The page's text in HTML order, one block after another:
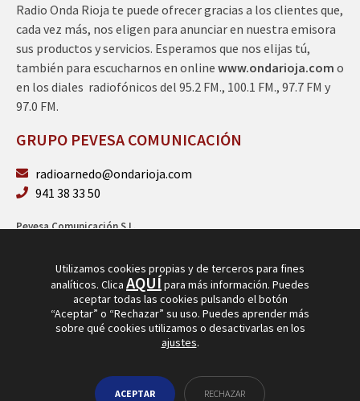
Radio Onda Rioja te puede ofrecer gracias a los clientes que,
cada vez más, nos eligen para anunciar en nuestra emisora
sus productos y servicios. Esperamos que nos elijas tú,
también para escucharnos en online www.ondarioja.com o
en los diales radiofónicos del 95.2 FM., 100.1 FM., 97.7 FM y
97.0 FM.
GRUPO PEVESA COMUNICACIÓN
radioarnedo@ondarioja.com
941 38 33 50
Pevesa Comunicación S.L.
Utilizamos cookies propias y de terceros para fines
analíticos. Clica AQUÍpara más información. Puedes
aceptar todas las cookies pulsando el botón
“Aceptar” o “Rechazar” su uso. Puedes aprender más
sobre qué cookies utilizamos o desactivarlas en los
ajustes.
ACEPTAR RECHAZAR